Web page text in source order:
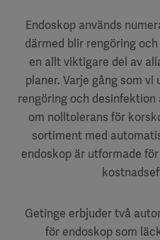
Endoskop används
därmed blir rengöring
en allt viktigare del av
planer. Varje gång som
rengöring och
om nolltolerans för
sortiment med
endoskop är utformade
Getinge erbjuder två
för endoskop som